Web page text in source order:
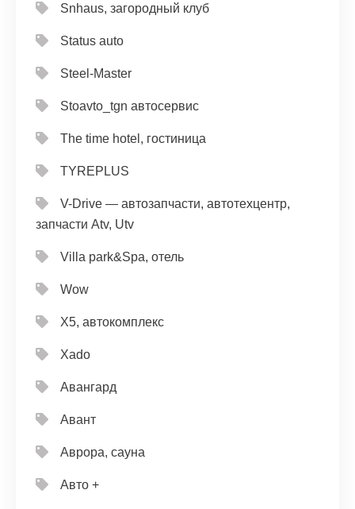
Snhaus, загородный клуб
Status auto
Steel-Master
Stoavto_tgn автосервис
The time hotel, гостиница
TYREPLUS
V-Drive — автозапчасти, автотехцентр,
запчасти Atv, Utv
Villa park&Spa, отель
Wow
X5, автокомплекс
Xado
Авангард
Авант
Аврора, сауна
Авто +